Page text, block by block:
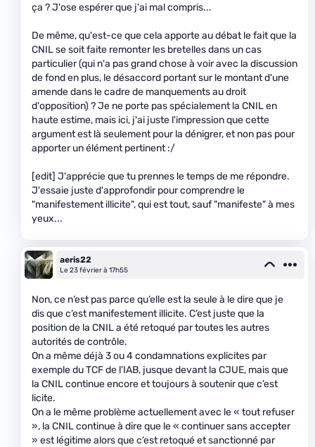
ça ? J'ose espérer que j'ai mal compris...
De même, qu'est-ce que cela apporte au débat le fait que la
CNIL se soit faite remonter les bretelles dans un cas
particulier (qui n'a pas grand chose à voir avec la discussion
de fond en plus, le désaccord portant sur le montant d'une
amende dans le cadre de manquements au droit
d'opposition) ? Je ne porte pas spécialement la CNIL en
haute estime, mais ici, j'ai juste l'impression que cette
argument est là seulement pour la dénigrer, et non pas pour
apporter un élément pertinent :/
[edit] J'apprécie que tu prennes le temps de me répondre.
J'essaie juste d'approfondir pour comprendre le
"manifestement illicite", qui est tout, sauf "manifeste" à mes
yeux...
aeris22
Le 23 février à 17h55
Non, ce n’est pas parce qu’elle est la seule à le dire que je
dis que c’est manifestement illicite. C’est juste que la
position de la CNIL a été retoqué par toutes les autres
autorités de contrôle.
On a même déjà 3 ou 4 condamnations explicites par
exemple du TCF de l’IAB, jusque devant la CJUE, mais que
la CNIL continue encore et toujours à soutenir que c’est
licite.
On a le même problème actuellement avec le « tout refuser
», la CNIL continue à dire que le « continuer sans accepter
» est légitime alors que c’est retoqué et sanctionné par